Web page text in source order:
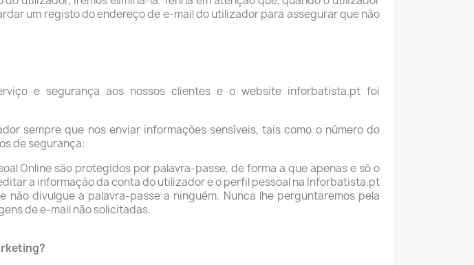
um registo do endereço de e-mail do utilizador para assegurar que não
e segurança aos nossos clientes e o website inforbatista.pt foi
sempre que nos enviar informações sensíveis, tais como o número do
de segurança:
Online são protegidos por palavra-passe, de forma a que apenas e só o
a informação da conta do utilizador e o perfil pessoal na Inforbatista.pt
divulgue a palavra-passe a ninguém. Nunca lhe perguntaremos pela
de e-mail não solicitadas.